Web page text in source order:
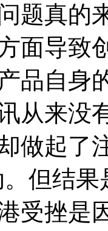
真的来
面导致
品自身
从来没
做起了
但结
受挫是